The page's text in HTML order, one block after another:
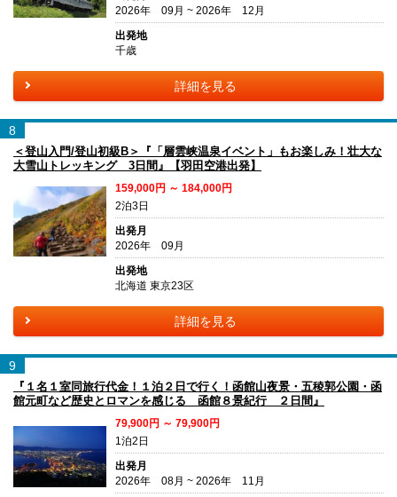
2026年 09月 ~ 2026年 12月
出発地
千歳
詳細を見る
8
＜登山入門/登山初級B＞『「層雲峡温泉イベント」もお楽しみ！壮大な
大雪山トレッキング 3日間』【羽田空港出発】
159,000円 ～ 184,000円
2泊3日
出発月
2026年 09月
出発地
北海道 東京23区
詳細を見る
9
『１名１室同旅行代金！１泊２日で行く！函館山夜景・五稜郭公園・函
館元町など歴史とロマンを感じる 函館８景紀行 ２日間』
79,900円 ～ 79,900円
1泊2日
出発月
2026年 08月 ~ 2026年 11月